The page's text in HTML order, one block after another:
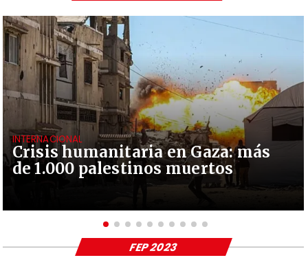
Crisis humanitaria en Gaza: más
de 1.000 palestinos muertos
INTERNACIONAL
FEP 2023